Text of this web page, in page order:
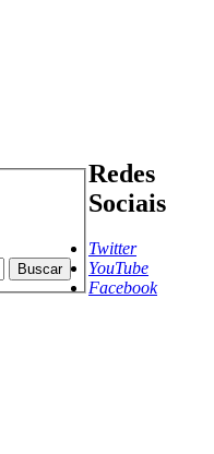
Buscar
Redes
Sociais
Twitter
YouTube
Facebook